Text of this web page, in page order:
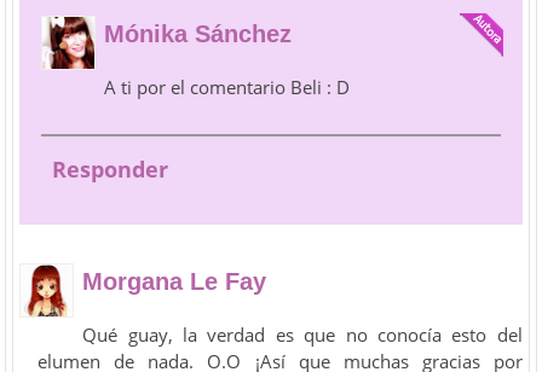
Mónika Sánchez
A ti por el comentario Beli : D
Responder
Morgana Le Fay
Qué guay, la verdad es que no conocía esto del
elumen de nada. O.O ¡Así que muchas gracias por